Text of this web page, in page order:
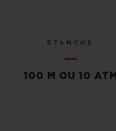
ÉTANCHE
100 M OU 10 ATM